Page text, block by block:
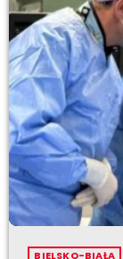
BIELSKO-BIAŁA